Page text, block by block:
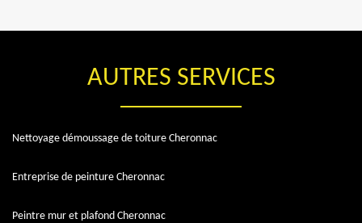
AUTRES SERVICES
Nettoyage démoussage de toiture Cheronnac
Entreprise de peinture Cheronnac
Peintre mur et plafond Cheronnac